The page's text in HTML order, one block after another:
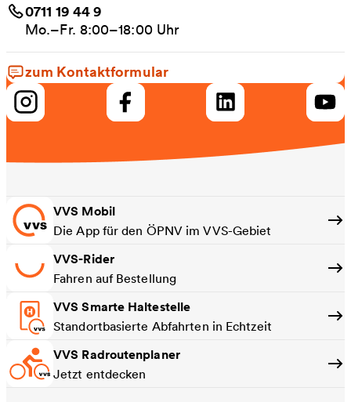
0711 19 44 9
Mo.–Fr. 8:00–18:00 Uhr
zum Kontaktformular
VVS Mobil
Die App für den ÖPNV im VVS-Gebiet
VVS-Rider
Fahren auf Bestellung
VVS Smarte Haltestelle
Standortbasierte Abfahrten in Echtzeit
VVS Radroutenplaner
Jetzt entdecken